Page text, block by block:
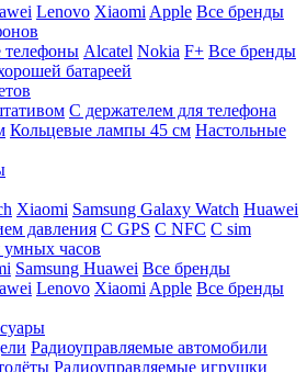
Lenovo Xiaomi Apple Все бренды
Alcatel Nokia F+ Все бренды
батареей
C держателем для телефона
Кольцевые лампы 45 см Настольные
Xiaomi Samsung Galaxy Watch Huawei
давления C GPS C NFC C sim
умных часов
Samsung Huawei Все бренды
Lenovo Xiaomi Apple Все бренды
Радиоуправляемые автомобили
Радиоуправляемые игрушки